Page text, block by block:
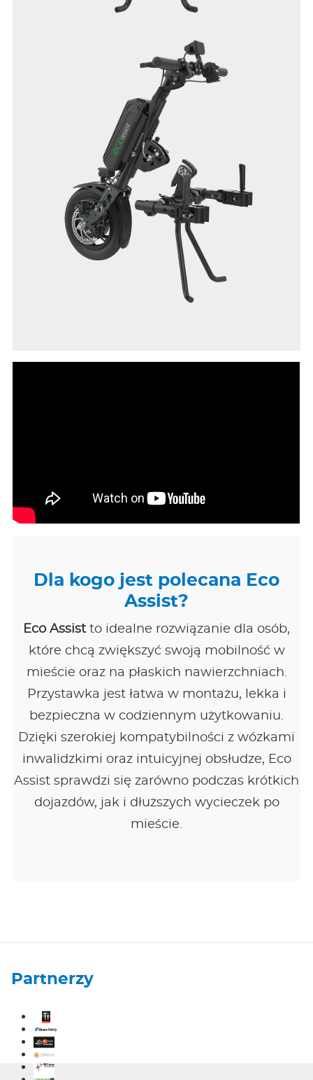
Dla kogo jest polecana Eco
Assist?
Eco Assistto idealne rozwiązanie dla osób,
które chcą zwiększyć swoją mobilność w
mieście oraz na płaskich nawierzchniach.
Przystawka jest łatwa w montażu, lekka i
bezpieczna w codziennym użytkowaniu.
Dzięki szerokiej kompatybilności z wózkami
inwalidzkimi oraz intuicyjnej obsłudze, Eco
Assist sprawdzi się zarówno podczas krótkich
dojazdów, jak i dłuższych wycieczek po
mieście.
Partnerzy